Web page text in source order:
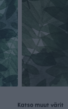
Katso muut värit